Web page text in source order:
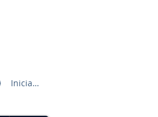
Iniciar sesión